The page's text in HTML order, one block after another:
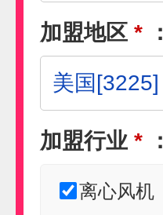
加盟地区 * ：
加盟行业 * ：
离心风机